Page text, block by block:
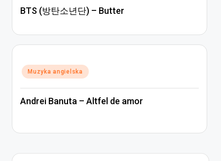
BTS (방탄소년단) – Butter
Posted
in
Muzyka angielska
Andrei Banuta – Altfel de amor